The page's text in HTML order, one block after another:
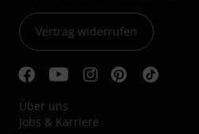
Vertrag widerrufen
Über uns
Jobs & Karriere